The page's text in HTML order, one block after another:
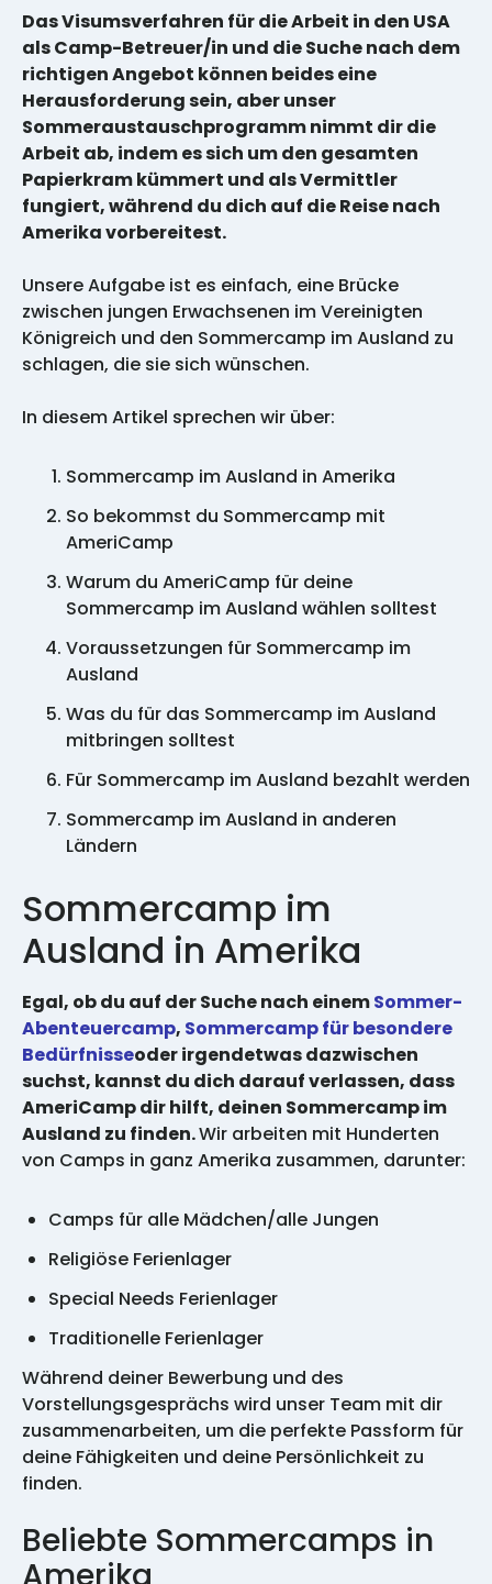
Das Visumsverfahren für die Arbeit in den USA
als Camp-Betreuer/in und die Suche nach dem
richtigen Angebot können beides eine
Herausforderung sein, aber unser
Sommeraustauschprogramm nimmt dir die
Arbeit ab, indem es sich um den gesamten
Papierkram kümmert und als Vermittler
fungiert, während du dich auf die Reise nach
Amerika vorbereitest.
Unsere Aufgabe ist es einfach, eine Brücke
zwischen jungen Erwachsenen im Vereinigten
Königreich und den Sommercamp im Ausland zu
schlagen, die sie sich wünschen.
In diesem Artikel sprechen wir über:
Sommercamp im Ausland in Amerika
So bekommst du Sommercamp mit
AmeriCamp
Warum du AmeriCamp für deine
Sommercamp im Ausland wählen solltest
Voraussetzungen für Sommercamp im
Ausland
Was du für das Sommercamp im Ausland
mitbringen solltest
Für Sommercamp im Ausland bezahlt werden
Sommercamp im Ausland in anderen
Ländern
Sommercamp im
Ausland in Amerika
Egal, ob du auf der Suche nach einemSommer-
Abenteuercamp, Sommercamp für besondere
Bedürfnisseoder irgendetwas dazwischen
suchst, kannst du dich darauf verlassen, dass
AmeriCamp dir hilft, deinen Sommercamp im
Ausland zu finden.Wir arbeiten mit Hunderten
von Camps in ganz Amerika zusammen, darunter:
Camps für alle Mädchen/alle Jungen
Religiöse Ferienlager
Special Needs Ferienlager
Traditionelle Ferienlager
Während deiner Bewerbung und des
Vorstellungsgesprächs wird unser Team mit dir
zusammenarbeiten, um die perfekte Passform für
deine Fähigkeiten und deine Persönlichkeit zu
finden.
Beliebte Sommercamps in